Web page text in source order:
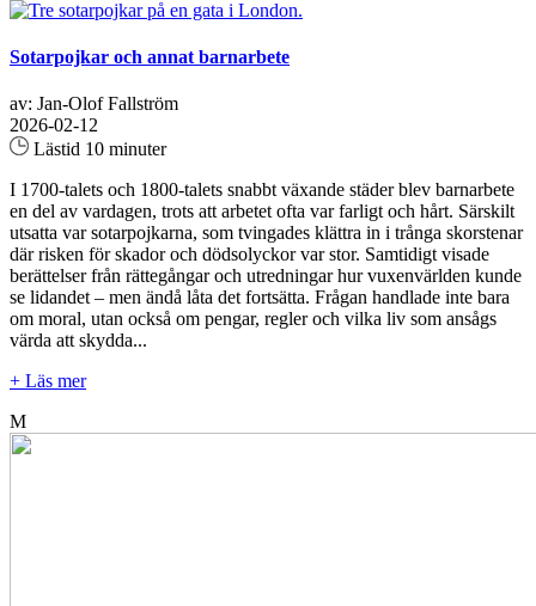
Sotarpojkar och annat barnarbete
av: Jan-Olof Fallström
2026-02-12
Lästid 10 minuter
I 1700-talets och 1800-talets snabbt växande städer blev barnarbete
en del av vardagen, trots att arbetet ofta var farligt och hårt. Särskilt
utsatta var sotarpojkarna, som tvingades klättra in i trånga skorstenar
där risken för skador och dödsolyckor var stor. Samtidigt visade
berättelser från rättegångar och utredningar hur vuxenvärlden kunde
se lidandet – men ändå låta det fortsätta. Frågan handlade inte bara
om moral, utan också om pengar, regler och vilka liv som ansågs
värda att skydda...
+ Läs mer
M